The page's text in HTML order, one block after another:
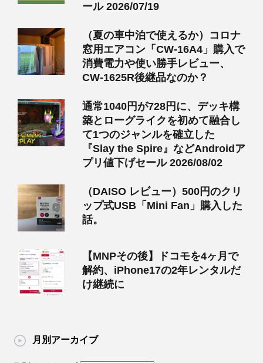
ール 2026/07/19
（夏の車中泊で使えるか）コロナ
窓用エアコン「CW-16A4」購入で
消費電力や使い勝手レビュー、
CW-1625R後継品なのか？
通常1040円が728円に、デッキ構
築とローグライクを初めて融合し
て1つのジャンルを確立した
『Slay the Spire』などAndroidア
プリ値下げセール 2026/08/02
（DAISO レビュー）500円のクリ
ップ式USB「Mini Fan」購入した
話。
【MNPその後】ドコモを4ヶ月で
解約、iPhone17の2年レンタルだ
け継続に
月別アーカイブ